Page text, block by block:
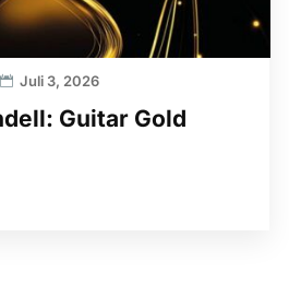
Guitar Gold
Juli 3, 2026